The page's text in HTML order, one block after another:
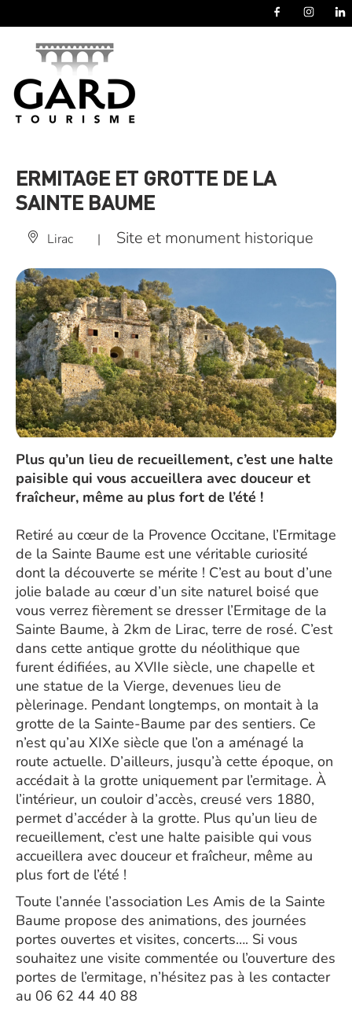
ERMITAGE ET GROTTE DE LA
SAINTE BAUME
Lirac | Site et monument historique
Plus qu’un lieu de recueillement, c’est une halte
paisible qui vous accueillera avec douceur et
fraîcheur, même au plus fort de l’été !
Retiré au cœur de la Provence Occitane, l’Ermitage
de la Sainte Baume est une véritable curiosité
dont la découverte se mérite ! C’est au bout d’une
jolie balade au cœur d’un site naturel boisé que
vous verrez fièrement se dresser l’Ermitage de la
Sainte Baume, à 2km de Lirac, terre de rosé. C’est
dans cette antique grotte du néolithique que
furent édifiées, au XVIIe siècle, une chapelle et
une statue de la Vierge, devenues lieu de
pèlerinage. Pendant longtemps, on montait à la
grotte de la Sainte-Baume par des sentiers. Ce
n’est qu’au XIXe siècle que l’on a aménagé la
route actuelle. D’ailleurs, jusqu’à cette époque, on
accédait à la grotte uniquement par l’ermitage. À
l’intérieur, un couloir d’accès, creusé vers 1880,
permet d’accéder à la grotte. Plus qu’un lieu de
recueillement, c’est une halte paisible qui vous
accueillera avec douceur et fraîcheur, même au
plus fort de l’été !
Toute l’année l’association Les Amis de la Sainte
Baume propose des animations, des journées
portes ouvertes et visites, concerts…. Si vous
souhaitez une visite commentée ou l’ouverture des
portes de l’ermitage, n’hésitez pas à les contacter
au 06 62 44 40 88